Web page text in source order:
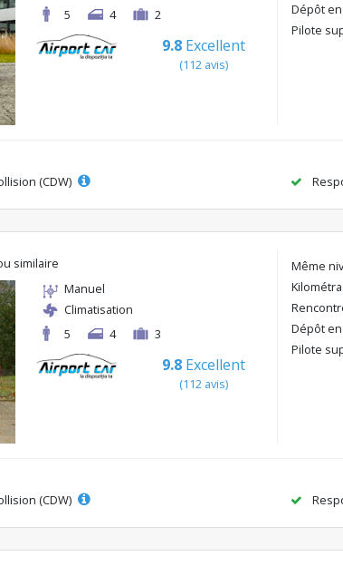
5
4 2
9.8 Excellent
(112 avis)
Dépôt
Pilote
(CDW)
similaire
Manuel
Climatisation
5
4 3
9.8 Excellent
(112 avis)
Même
Dépôt
Pilote
(CDW)